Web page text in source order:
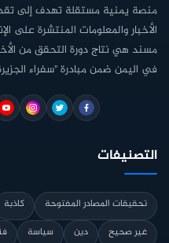
منصة يمنية مستقلة تهدف إلى
الأخبار والمعلومات المنتشرة على
مسند هي نتاج دورة التحقق من
في اليمن ضمن مبادرة "سفراء
التصنيفات
تحقيقات المصادر المفتوحة كاذبة
غير صحيح
دين سياسة